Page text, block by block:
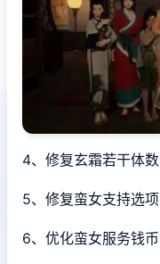
4、修复玄霜若干体
5、修复蛮女支持选
6、优化蛮女服务钱